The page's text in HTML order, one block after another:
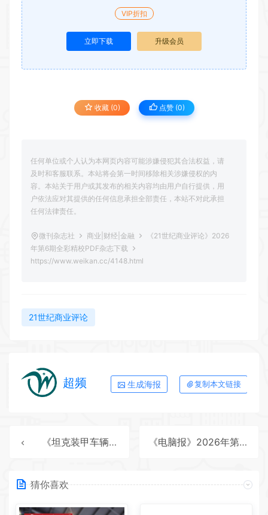
VIP折扣
立即下载 升级会员
收藏 (0) 点赞 (0)
任何单位或个人认为本网页内容可能涉嫌侵犯其合法权益，请
及时和客服联系。本站将会第一时间移除相关涉嫌侵权的内
容。本站关于用户或其发布的相关内容均由用户自行提供，用
户依法应对其提供的任何信息承担全部责任，本站不对此承担
任何法律责任。
微刊杂志社 商业|财经|金融
《21世纪商业评论》2026
年第6期全彩精校PDF杂志下载
https://www.weikan.cc/4148.html
21世纪商业评论
超频 生成海报 复制本文链接
《坦克装甲车辆》2026年第11期全彩精校PDF杂志下载 《电脑报》2026年第23期全彩精校PDF杂志下载
猜你喜欢